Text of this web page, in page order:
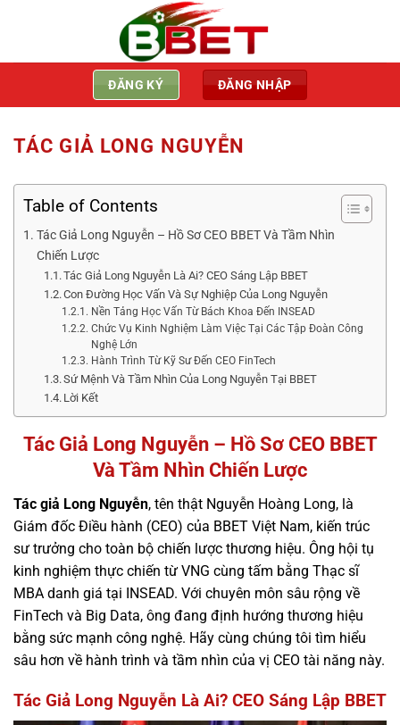
ĐĂNG KÝ ĐĂNG NHẬP
TÁC GIẢ LONG NGUYỄN
Table of Contents
Tác Giả Long Nguyễn – Hồ Sơ CEO BBET Và Tầm Nhìn
Chiến Lược
Tác Giả Long Nguyễn Là Ai? CEO Sáng Lập BBET
Con Đường Học Vấn Và Sự Nghiệp Của Long Nguyễn
Nền Tảng Học Vấn Từ Bách Khoa Đến INSEAD
Chức Vụ Kinh Nghiệm Làm Việc Tại Các Tập Đoàn Công
Nghệ Lớn
Hành Trình Từ Kỹ Sư Đến CEO FinTech
Sứ Mệnh Và Tầm Nhìn Của Long Nguyễn Tại BBET
Lời Kết
Tác Giả Long Nguyễn – Hồ Sơ CEO BBET
Và Tầm Nhìn Chiến Lược
Tác giả Long Nguyễn, tên thật Nguyễn Hoàng Long, là
Giám đốc Điều hành (CEO) của BBET Việt Nam, kiến trúc
sư trưởng cho toàn bộ chiến lược thương hiệu. Ông hội tụ
kinh nghiệm thực chiến từ VNG cùng tấm bằng Thạc sĩ
MBA danh giá tại INSEAD. Với chuyên môn sâu rộng về
FinTech và Big Data, ông đang định hướng thương hiệu
bằng sức mạnh công nghệ. Hãy cùng chúng tôi tìm hiểu
sâu hơn về hành trình và tầm nhìn của vị CEO tài năng này.
Tác Giả Long Nguyễn Là Ai? CEO Sáng Lập BBET